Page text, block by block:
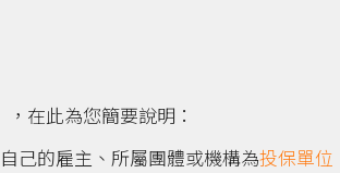
在此為您簡要說明：
己的雇主、所屬團體或機構為投保單位